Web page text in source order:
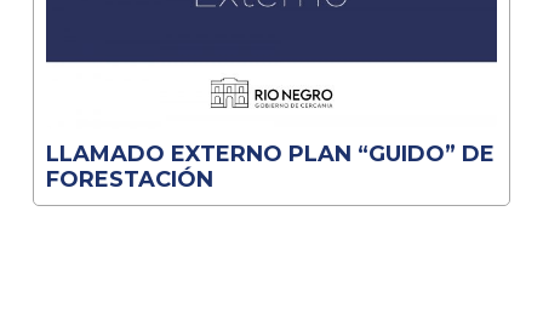
LLAMADO EXTERNO PLAN “GUIDO” DE
FORESTACIÓN